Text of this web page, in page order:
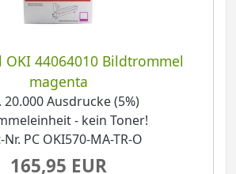
OKI 44064010 Bildtrommel
magenta
20.000 Ausdrucke (5%)
- kein Toner!
PC OKI570-MA-TR-O
165,95 EUR